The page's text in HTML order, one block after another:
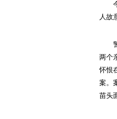
今
人故
警
两个
怀恨
案。
苗头